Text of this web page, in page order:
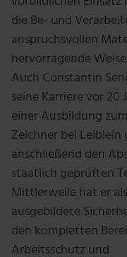
die Be- und
anspruchsvollen
hervorragende Weise.
Auch Constantin
seine Karriere vor 20
einer Ausbildung
Zeichner bei Leiblein
anschließend den
staatlich geprüften
Mittlerweile hat er als
ausgebildete
den kompletten
Arbeitsschutz und